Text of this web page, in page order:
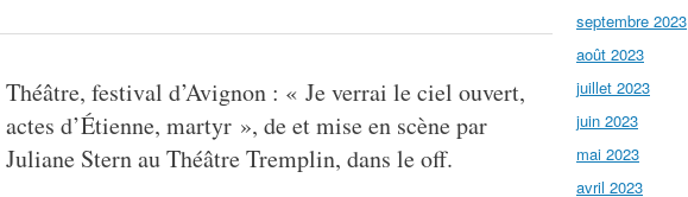
Théâtre, festival d’Avignon : « Je verrai le ciel ouvert,
actes d’Étienne, martyr », de et mise en scène par
Juliane Stern au Théâtre Tremplin, dans le off.
septembre 2023
août 2023
juillet 2023
juin 2023
mai 2023
avril 2023